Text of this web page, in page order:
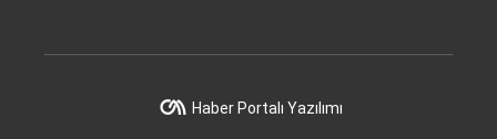
Haber Portalı Yazılımı